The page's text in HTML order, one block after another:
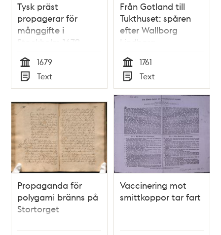
Tysk präst
propagerar för
månggifte i
Stockholm 1679
Tid
1679
Typ
Text
Från Gotland till
Tukthuset: spåren
efter Wallborg
Lindberg
Tid
1761
Typ
Text
Propaganda för
polygami bränns på
Stortorget
Vaccinering mot
smittkoppor tar fart